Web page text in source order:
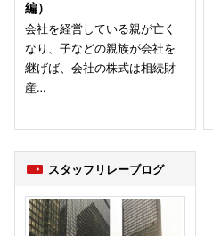
編）
会社を経営している親が亡く
なり、子などの親族が会社を
継げば、会社の株式は相続財
産…
スタッフリレーブログ